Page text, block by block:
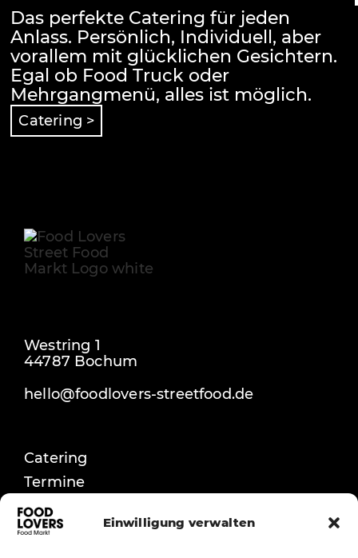
Einwilligung verwalten
Das perfekte Catering für jeden
Anlass. Persönlich, Individuell, aber
vorallem mit glücklichen Gesichtern.
Egal ob Food Truck oder
Mehrgangmenü, alles ist möglich.
Catering >
Westring 1
44787 Bochum
hello@foodlovers-streetfood.de
Catering
Termine
Kontakt